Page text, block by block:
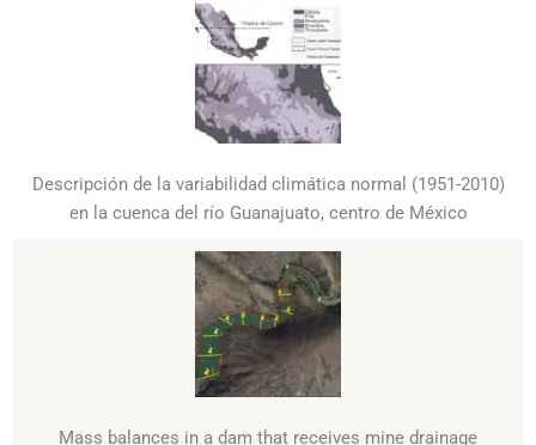
Descripción de la variabilidad climática normal (1951-2010)
en la cuenca del río Guanajuato, centro de México
Mass balances in a dam that receives mine drainage